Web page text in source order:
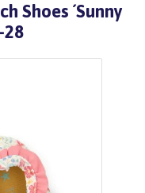
Shoes ´Sunny
28